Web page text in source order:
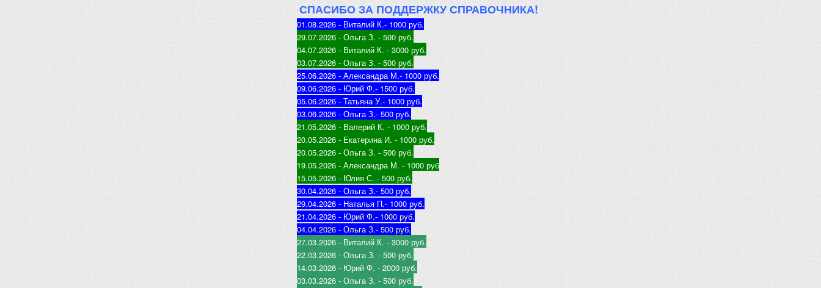
СПАСИБО ЗА ПОДДЕРЖКУ СПРАВОЧНИКА!
01.08.2026 - Виталий К.- 1000 руб.
29.07.2026 - Ольга З. - 500 руб.
04.07.2026 - Виталий К. - 3000 руб.
03.07.2026 - Ольга З. - 500 руб.
25.06.2026 - Александра М.- 1000 руб.
09.06.2026 - Юрий Ф.- 1500 руб.
05.06.2026 - Татьяна У.- 1000 руб.
03.06.2026 - Ольга З.- 500 руб.
21.05.2026 - Валерий К. - 1000 руб.
20.05.2026 - Екатерина И. - 1000 руб.
20.05.2026 - Ольга З. - 500 руб.
19.05.2026 - Александра М. - 1000 руб
15.05.2026 - Юлия С. - 500 руб.
30.04.2026 - Ольга З.- 500 руб.
29.04.2026 - Наталья П.- 1000 руб.
21.04.2026 - Юрий Ф.- 1000 руб.
04.04.2026 - Ольга З.- 500 руб.
27.03.2026 - Виталий К. - 3000 руб.
22.03.2026 - Ольга З. - 500 руб.
14.03.2026 - Юрий Ф. - 2000 руб.
03.03.2026 - Ольга З. - 500 руб.